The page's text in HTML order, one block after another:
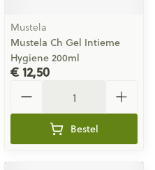
Mustela
Mustela Ch Gel Intieme
Hygiene 200ml
€ 12,50
Bestel